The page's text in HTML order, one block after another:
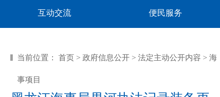
互动交流 便民服务
当前位置： 首页 > 政府信息公开 > 法定主动公开内容 > 海
事项目